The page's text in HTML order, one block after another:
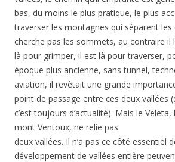
bas, du moins le plus pratique, le plus
traverser les montagnes qui séparent les
cherche pas les sommets, au contraire il
là pour grimper, il est là pour traverser,
époque plus ancienne, sans tunnel,
aviation, il revêtait une grande
point de passage entre ces deux vallées
c’est toujours d’actualité). Mais le
mont Ventoux, ne relie pas
deux vallées. Il n’a pas ce côté essentiel
développement de vallées entière